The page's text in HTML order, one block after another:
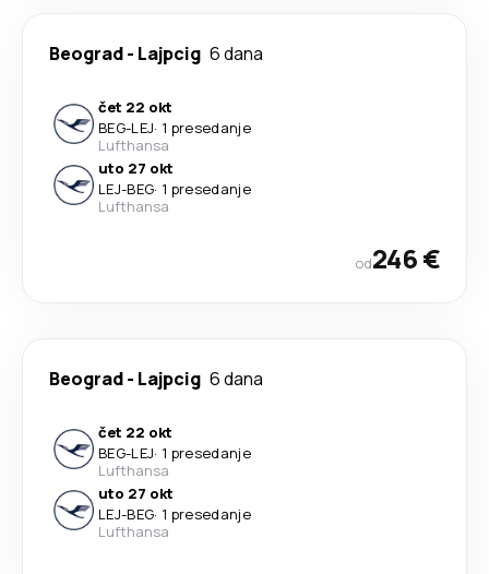
Beograd- Lajpcig 6 dana
čet 22 okt
BEG-LEJ· 1 presedanje
Lufthansa
uto 27 okt
LEJ-BEG· 1 presedanje
Lufthansa
od246 €
Beograd- Lajpcig 6 dana
čet 22 okt
BEG-LEJ· 1 presedanje
Lufthansa
uto 27 okt
LEJ-BEG· 1 presedanje
Lufthansa